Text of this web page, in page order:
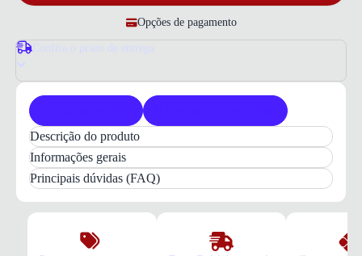
Opções de pagamento
Confira o prazo de entrega
Descrição do produto
BotaModare Urban Comfort
ConfortoeEstilopara o seu dia a dia com
Descubra aBota Modare Urban Comfort
Feminina, um modelo que combina
elegânciapara compor seus looks diários. Com
cano
Informações gerais
Principais dúvidas (FAQ)